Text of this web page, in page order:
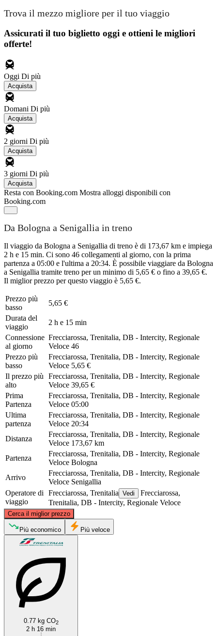
Trova il mezzo migliore per il tuo viaggio
Assicurati il ​​tuo biglietto oggi e ottieni le migliori
offerte!
Oggi Di più
Acquista
Domani Di più
Acquista
2 giorni Di più
Acquista
3 giorni Di più
Acquista
Resta con Booking.com Mostra alloggi disponibili con
Booking.com
Da Bologna a Senigallia in treno
Il viaggio da Bologna a Senigallia di treno è di 173,67 km e impiega
2 h e 15 min. Ci sono 46 collegamenti al giorno, con la prima
partenza a 05:00 e l'ultima a 20:34. È possibile viaggiare da Bologna
a Senigallia tramite treno per un minimo di 5,65 € o fino a 39,65 €.
Il miglior prezzo per questo viaggio è 5,65 €.
Prezzo più
basso
5,65 €
Durata del
viaggio
2 h e 15 min
Connessione
al giorno
Frecciarossa, Trenitalia, DB - Intercity, Regionale
Veloce 46
Prezzo più
basso
Frecciarossa, Trenitalia, DB - Intercity, Regionale
Veloce 5,65 €
Il prezzo più
alto
Frecciarossa, Trenitalia, DB - Intercity, Regionale
Veloce 39,65 €
Prima
Partenza
Frecciarossa, Trenitalia, DB - Intercity, Regionale
Veloce 05:00
Ultima
partenza
Frecciarossa, Trenitalia, DB - Intercity, Regionale
Veloce 20:34
Distanza
Frecciarossa, Trenitalia, DB - Intercity, Regionale
Veloce 173,67 km
Partenza
Frecciarossa, Trenitalia, DB - Intercity, Regionale
Veloce Bologna
Arrivo
Frecciarossa, Trenitalia, DB - Intercity, Regionale
Veloce Senigallia
Operatore di
viaggio
Frecciarossa, Trenitalia Vedi
Frecciarossa,
Trenitalia, DB - Intercity, Regionale Veloce
Cerca il miglior prezzo
Bologna
©CARTO, ©OpenStreetMapcontributors
Più economico Più veloce
0.77 kg CO2
2 h 16 min